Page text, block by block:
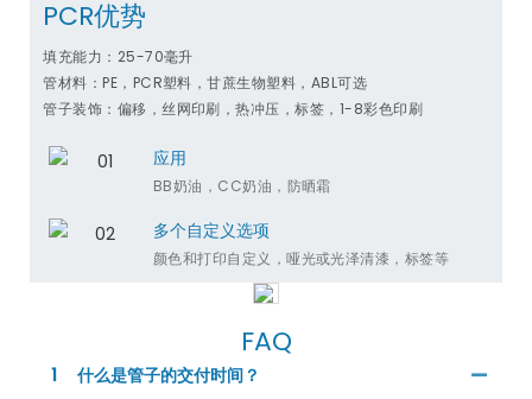
PCR优势
填充能力：25-70毫升
管材料：PE，PCR塑料，甘蔗生物塑料，ABL可选
管子装饰：偏移，丝网印刷，热冲压，标签，1-8彩色印刷
应用
BB奶油，CC奶油，防晒霜
多个自定义选项
颜色和打印​​自定义，哑光或光泽清漆，标签等
FAQ
1 什么是管子的交付时间？